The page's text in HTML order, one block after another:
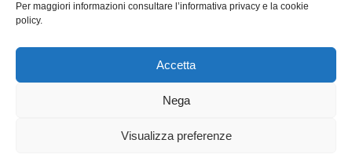
Per maggiori informazioni consultare l’informativa privacy e la cookie
policy.
Accetta
Nega
Visualizza preferenze
INFO
News
Link Utili